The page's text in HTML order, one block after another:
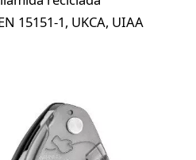
15151-1, UKCA, UIAA